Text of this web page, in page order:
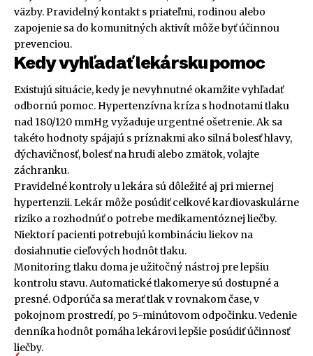
väzby. Pravidelný kontakt s priateľmi, rodinou alebo
zapojenie sa do komunitných aktivít môže byť účinnou
prevenciou.
Kedy vyhľadať lekársku pomoc
Existujú situácie, kedy je nevyhnutné okamžite vyhľadať
odbornú pomoc. Hypertenzívna kríza s hodnotami tlaku
nad 180/120 mmHg vyžaduje urgentné ošetrenie. Ak sa
takéto hodnoty spájajú s príznakmi ako silná bolesť hlavy,
dýchavičnosť, bolesť na hrudi alebo zmätok, volajte
záchranku.
Pravidelné kontroly u lekára sú dôležité aj pri miernej
hypertenzii. Lekár môže posúdiť celkové kardiovaskulárne
riziko a rozhodnúť o potrebe medikamentóznej liečby.
Niektorí pacienti potrebujú kombináciu liekov na
dosiahnutie cieľových hodnôt tlaku.
Monitoring tlaku doma je užitočný nástroj pre lepšiu
kontrolu stavu. Automatické tlakomerye sú dostupné a
presné. Odporúča sa merať tlak v rovnakom čase, v
pokojnom prostredí, po 5-minútovom odpočinku. Vedenie
denníka hodnôt pomáha lekárovi lepšie posúdiť účinnosť
liečby.